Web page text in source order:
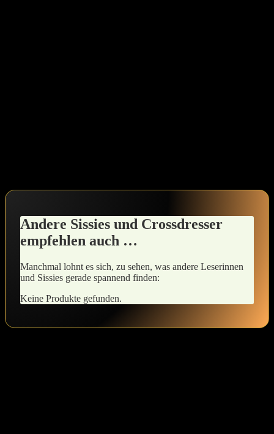
Andere Sissies und Crossdresser
empfehlen auch …
Manchmal lohnt es sich, zu sehen, was andere⁢ Leserinnen⁤
und Sissies ⁤gerade spannend finden:
Keine Produkte gefunden.